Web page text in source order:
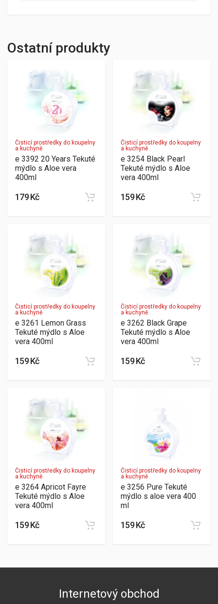
Ostatní produkty
Čisticí prostředky do koupelny
a kuchyně
e 3392 20 Years Tekuté
mýdlo s Aloe vera
400ml
179 Kč
Čisticí prostředky do koupelny
a kuchyně
e 3254 Black Pearl
Tekuté mýdlo s Aloe
vera 400ml
159 Kč
Čisticí prostředky do koupelny
a kuchyně
e 3261 Lemon Grass
Tekuté mýdlo s Aloe
vera 400ml
159 Kč
Čisticí prostředky do koupelny
a kuchyně
e 3262 Black Grape
Tekuté mýdlo s Aloe
vera 400ml
159 Kč
Čisticí prostředky do koupelny
a kuchyně
e 3264 Apricot Fayre
Tekuté mýdlo s Aloe
vera 400ml
159 Kč
Čisticí prostředky do koupelny
a kuchyně
e 3256 Pure Tekuté
mýdlo s aloe vera 400
ml
159 Kč
Internetový obchod